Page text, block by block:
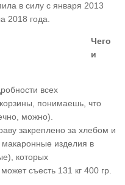
в силу с января 2013
2018 года.
Чего
и
всех
понимаешь, что
можно).
закреплено за хлебом и
изделия в
которых
съесть 131 кг 400 гр.